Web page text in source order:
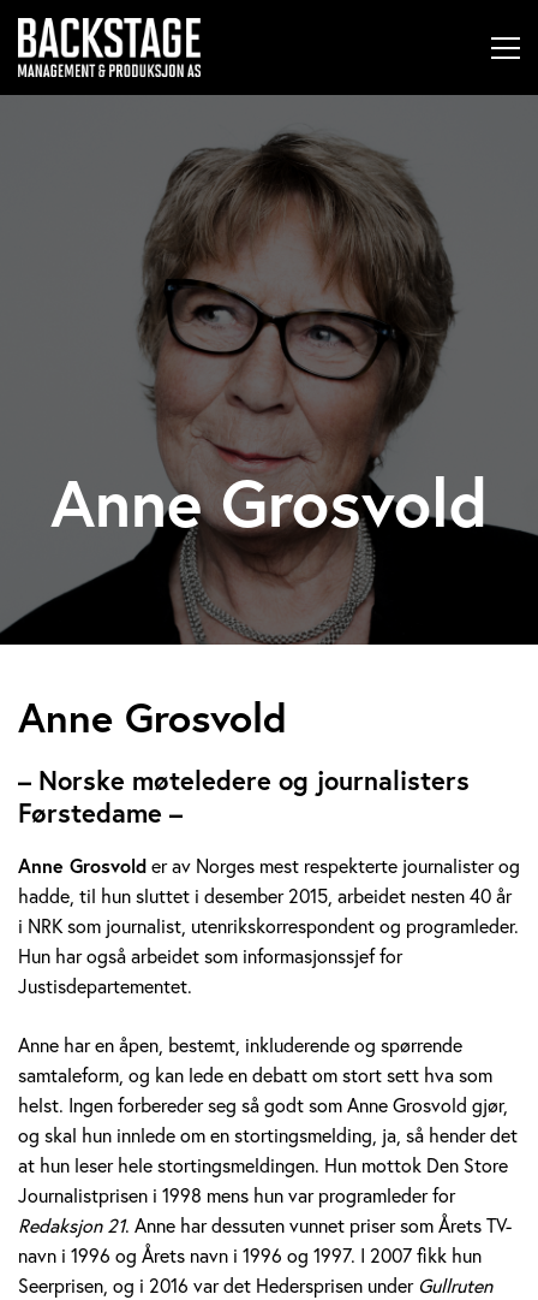
Anne Grosvold
A
n
n
e
G
r
s
v
o
l
d
Anne Grosvold
– Norske møteledere og journalisters
Førstedame –
Anne Grosvolder av Norges mest respekterte journalister og
hadde, til hun sluttet i desember 2015, arbeidet nesten 40 år
i NRK som journalist, utenrikskorrespondent og programleder.
Hun har også arbeidet som informasjonssjef for
Justisdepartementet.
Anne har en åpen, bestemt, inkluderende og spørrende
samtaleform, og kan lede en debatt om stort sett hva som
helst. Ingen forbereder seg så godt som Anne Grosvold gjør,
og skal hun innlede om en stortingsmelding, ja, så hender det
at hun leser hele stortingsmeldingen. Hun mottok Den Store
Journalistprisen i 1998 mens hun var programleder for
Redaksjon 21. Anne har dessuten vunnet priser som Årets TV-
navn i 1996 og Årets navn i 1996 og 1997. I 2007 fikk hun
Seerprisen, og i 2016 var det Hedersprisen underGullruten